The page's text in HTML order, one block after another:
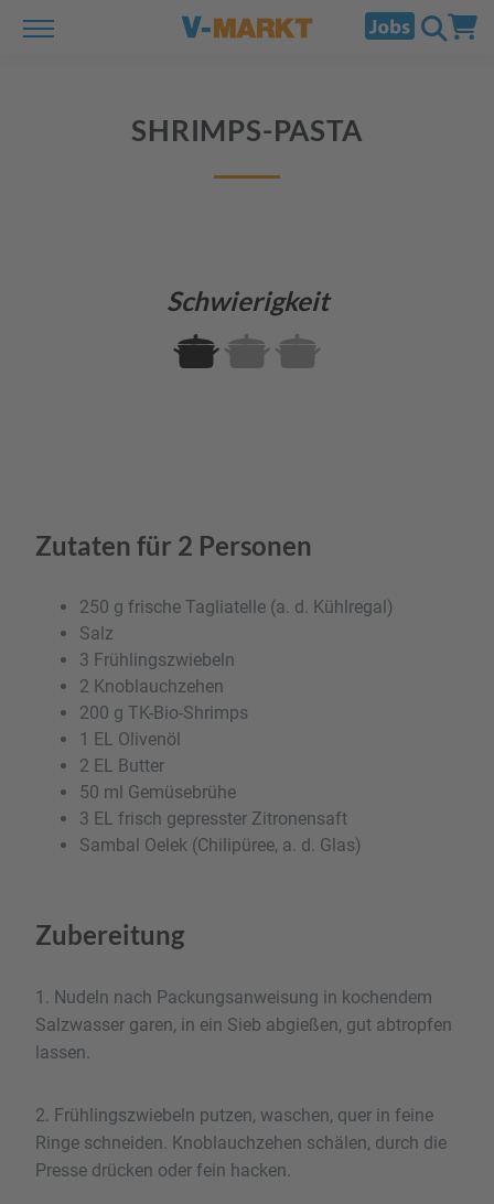
SHRIMPS-PASTA
Schwierigkeit
Zutaten für 2 Personen
250 g frische Tagliatelle (a. d. Kühlregal)
Salz
3 Frühlingszwiebeln
2 Knoblauchzehen
200 g TK-Bio-Shrimps
1 EL Olivenöl
2 EL Butter
50 ml Gemüsebrühe
3 EL frisch gepresster Zitronensaft
Sambal Oelek (Chilipüree, a. d. Glas)
Zubereitung
1. Nudeln nach Packungsanweisung in kochendem
Salzwasser garen, in ein Sieb abgießen, gut abtropfen
lassen.
2. Frühlingszwiebeln putzen, waschen, quer in feine
Ringe schneiden. Knoblauchzehen schälen, durch die
Presse drücken oder fein hacken.